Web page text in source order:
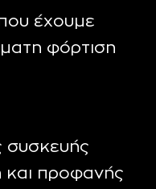
έχουμε
φόρτιση
συσκευής
και προφανής